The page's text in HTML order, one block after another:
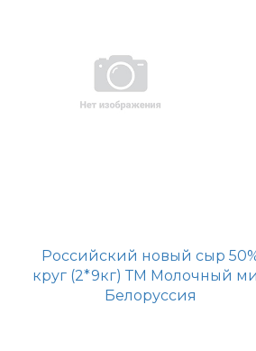
Российский новый сыр
круг (2*9кг) ТМ Молочный
Белоруссия